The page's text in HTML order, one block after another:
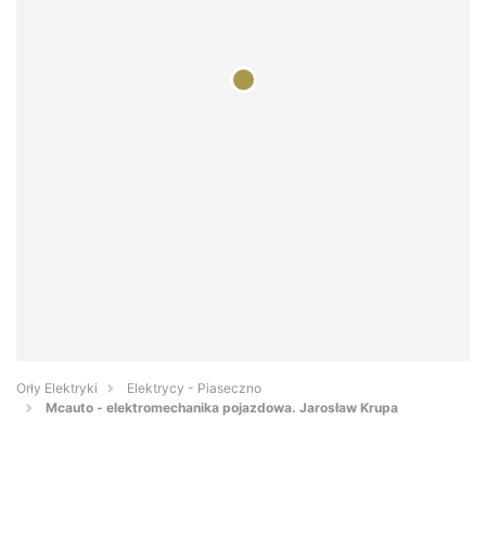
Orły Elektryki
Elektrycy - Piaseczno
Mcauto - elektromechanika pojazdowa. Jarosław Krupa